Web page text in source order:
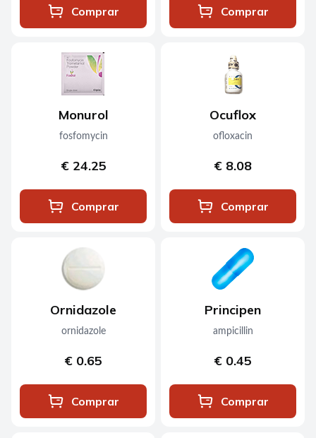
Comprar Comprar
Monurol
fosfomycin
€ 24.25
Comprar
Ocuflox
ofloxacin
€ 8.08
Comprar
Ornidazole
ornidazole
€ 0.65
Comprar
Principen
ampicillin
€ 0.45
Comprar